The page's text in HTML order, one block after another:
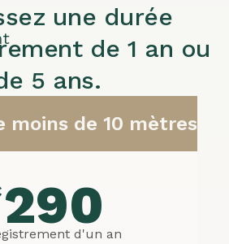
une durée
de 1 an ou
5 ans.
moins de 10 mètres
290
d'un an